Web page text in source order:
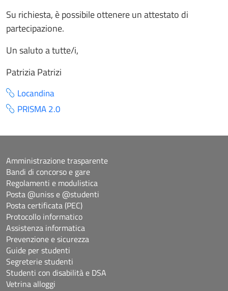
Su richiesta, è possibile ottenere un attestato di
partecipazione.
Un saluto a tutte/i,
Patrizia Patrizi
Locandina
PRISMA 2.0
Amministrazione trasparente
Bandi di concorso e gare
Regolamenti e modulistica
Posta @uniss e @studenti
Posta certificata (PEC)
Protocollo informatico
Assistenza informatica
Prevenzione e sicurezza
Guide per studenti
Segreterie studenti
Studenti con disabilità e DSA
Vetrina alloggi